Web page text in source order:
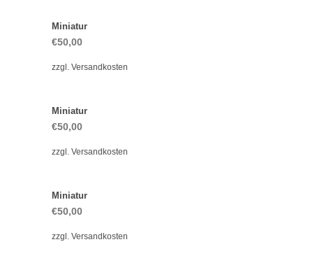
Miniatur
€50,00
zzgl. Versandkosten
Miniatur
€50,00
zzgl. Versandkosten
Miniatur
€50,00
zzgl. Versandkosten